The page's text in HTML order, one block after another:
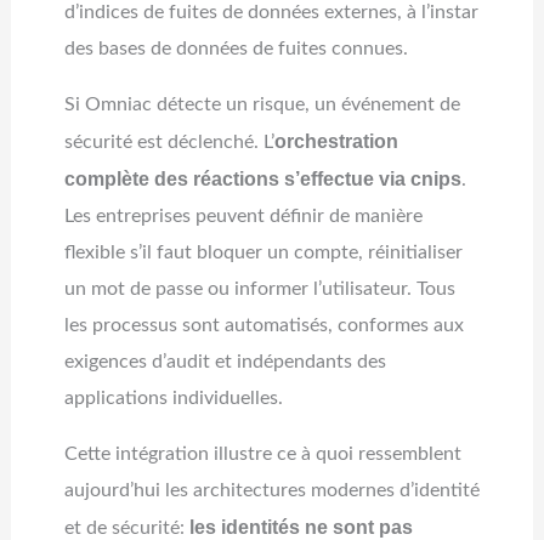
d’indices de fuites de données externes, à l’instar
des bases de données de fuites connues.
Si Omniac détecte un risque, un événement de
sécurité est déclenché. L’orchestration
complète des réactions s’effectue via cnips.
Les entreprises peuvent définir de manière
flexible s’il faut bloquer un compte, réinitialiser
un mot de passe ou informer l’utilisateur. Tous
les processus sont automatisés, conformes aux
exigences d’audit et indépendants des
applications individuelles.
Cette intégration illustre ce à quoi ressemblent
aujourd’hui les architectures modernes d’identité
et de sécurité: les identités ne sont pas